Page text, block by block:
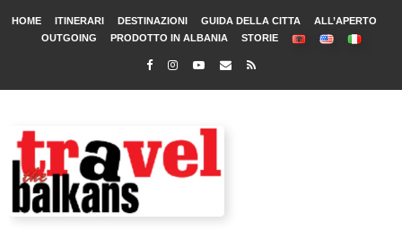
HOME ITINERARI DESTINAZIONI GUIDA DELLA CITTA
ALL’APERTO
OUTGOING
PRODOTTO IN ALBANIA STORIE